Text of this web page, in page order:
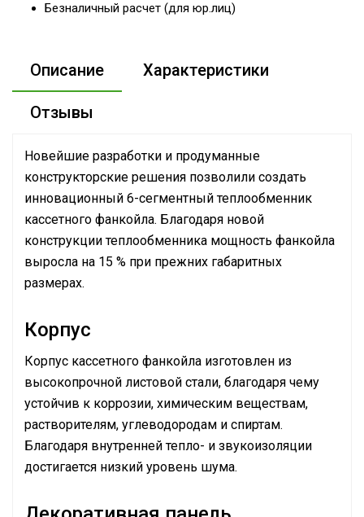
Безналичный расчет (для юр.лиц)
Описание Характеристики
Отзывы
Новейшие разработки и продуманные
конструкторские решения позволили создать
инновационный 6-сегментный теплообменник
кассетного фанкойла. Благодаря новой
конструкции теплообменника мощность фанкойла
выросла на 15 % при прежних габаритных
размерах.
Корпус
Корпус кассетного фанкойла изготовлен из
высокопрочной листовой стали, благодаря чему
устойчив к коррозии, химическим веществам,
растворителям, углеводородам и спиртам.
Благодаря внутренней тепло- и звукоизоляции
достигается низкий уровень шума.